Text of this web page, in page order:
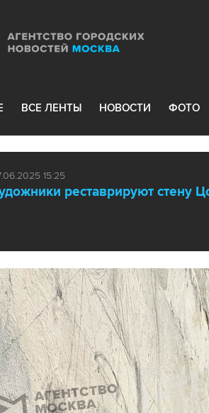
ВСЕ ЛЕНТЫ НОВОСТИ ФОТО
15:25
реставрируют стену